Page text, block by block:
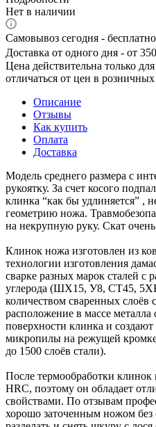
Нет в наличии
Самовывоз сегодня - бесплатно
Доставка от одного дня - от
Цена действительна только
отличаться от цен в
Описание
Отзывы
Как купить
Оплата
Доставка
Модель среднего размера с
рукоятку. За счет косого
клинка “как бы удлиняется” ,
геометрию ножа.
на некрупную руку. Скат очень
Клинок ножа изготовлен из
технологии изготовления
сварке разных марок сталей с
углерода (ШХ15, У8, СТ45,
количеством сваренных слоёв
расположение в массе
поверхности клинка и
микропилы на режущей
до 1500 слоёв стали).
После термообработки клинок
HRC, поэтому он обладает
свойствами. По отзывам
хорошо заточенным ножом